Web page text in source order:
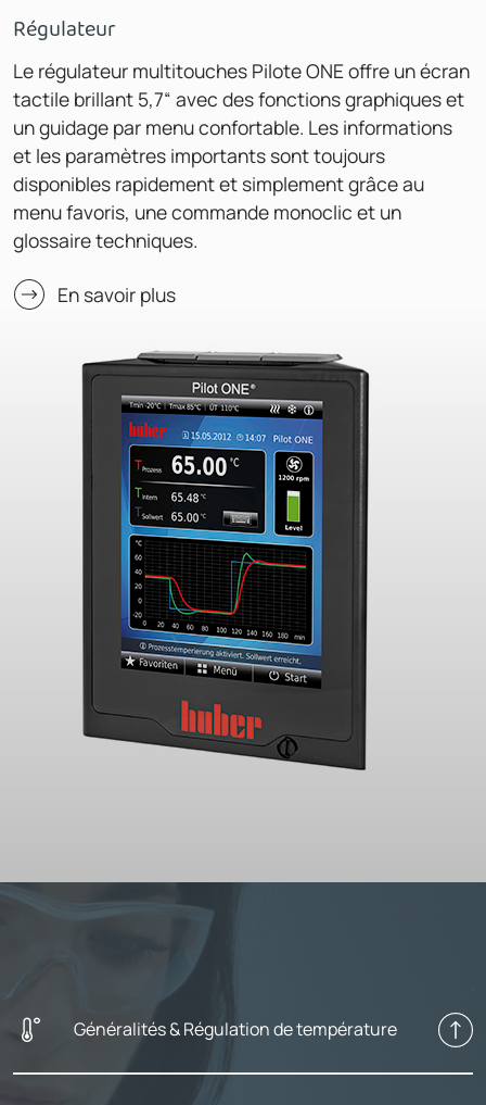
Régulateur
Le régulateur multitouches Pilote ONE offre un écran
tactile brillant 5,7“ avec des fonctions graphiques et
un guidage par menu confortable. Les informations
et les paramètres importants sont toujours
disponibles rapidement et simplement grâce au
menu favoris, une commande monoclic et un
glossaire techniques.
En savoir plus
Généralités & Régulation de température